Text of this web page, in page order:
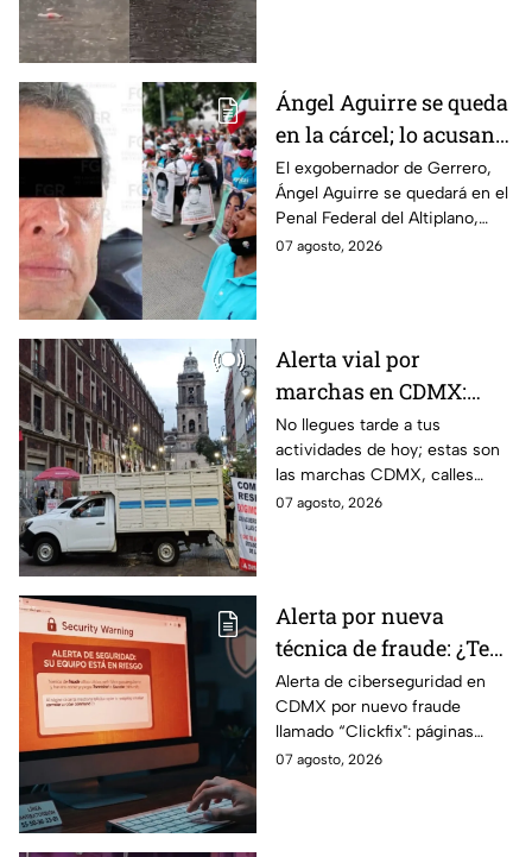
Ángel Aguirre se queda
en la cárcel; lo acusan
de destruir
información del caso
Ayotzinapa
El exgobernador de Gerrero,
Ángel Aguirre se quedará en el
Penal Federal del Altiplano,
luego de que fue detenido ayer
07 agosto, 2026
Alerta vial por
marchas en CDMX:
Manifestantes retiran
bloqueo en Canela y Eje
3 Sur, colonia Granjas
México
No llegues tarde a tus
actividades de hoy; estas son
las marchas CDMX, calles
cerradas y bloqueos que
07 agosto, 2026
Alerta por nueva
técnica de fraude: ¿Te
piden copiar códigos
extraños en la PC?
Cuidado, podrías ser
víctima del peligroso
Alerta de ciberseguridad en
CDMX por nuevo fraude
llamado “Clickfix": páginas
falsas que engañan para
07 agosto, 2026